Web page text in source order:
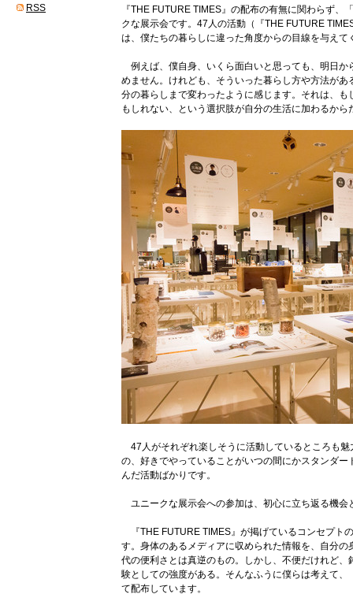
『THE FUTURE TIMES』の配布の有無に関わらず、
クな展示会です。47人の活動（『THE FUTURE
は、僕たちの暮らしに違った角度からの目線を与えて
例えば、僕自身、いくら面白いと思っても、明日か
めません。けれども、そういった暮らし方や方法が
分の暮らしまで変わったように感じます。それは、
もしれない、という選択肢が自分の生活に加わるから
47人がそれぞれ楽しそうに活動しているところも
の、好きでやっていることがいつの間にかスタンダ
んだ活動ばかりです。
ユニークな展示会への参加は、初心に立ち返る機会
『THE FUTURE TIMES』が掲げているコンセプト
す。身体のあるメディアに収められた情報を、自分
代の便利さとは真逆のもの。しかし、不便だけれど
験としての強度がある。そんなふうに僕らは考えて
て配布しています。
RSS